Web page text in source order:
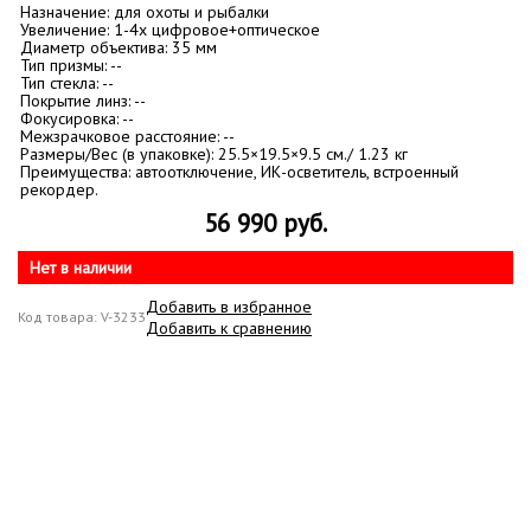
Назначение: для охоты и рыбалки
Увеличение: 1-4х цифровое+оптическое
Диаметр объектива: 35 мм
Тип призмы: --
Тип стекла: --
Покрытие линз: --
Фокусировка: --
Межзрачковое расстояние: --
Размеры/Вес (в упаковке): 25.5×19.5×9.5 см./ 1.23 кг
Преимущества: автоотключение, ИК-осветитель, встроенный
рекордер.
56 990 руб.
Нет в наличии
Код товара: V-3233Добавить в избранное
Добавить к сравнению